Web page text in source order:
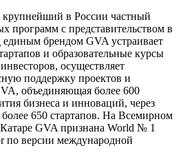
крупнейший в России частный
программ с представительством в
брендом GVA устраивает
и образовательные курсы
осуществляет
поддержку проектов и
объединяющая более 600
бизнеса и инноваций, через
650 стартапов. На Всемирном
GVA признана World № 1
по версии международной